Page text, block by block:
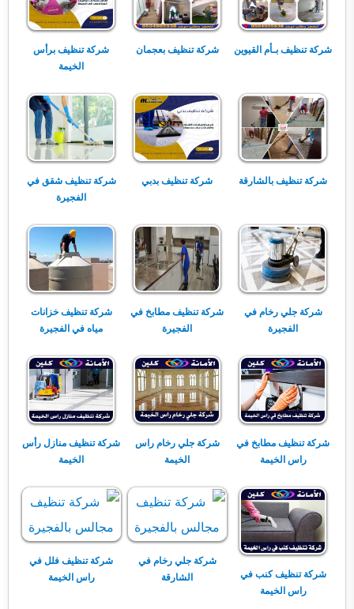
شركة تنظيف بـأم القيوين شركة تنظيف بعجمان
شركة تنظيف برأس
الخيمة
شركة تنظيف بالشارقة شركة تنظيف بدبي
شركة تنظيف شقق في
الفجيرة
شركة جلي رخام في
الفجيرة
شركة تنظيف مطابخ في
الفجيرة
شركة تنظيف خزانات
مياه في الفجيرة
شركة تنظيف مطابخ في
راس الخيمة
شركة جلي رخام راس
الخيمة
شركة تنظيف منازل رأس
الخيمة
شركة تنظيف كنب في
راس الخيمة
شركة جلي رخام في
الشارقة
شركة تنظيف فلل في
راس الخيمة